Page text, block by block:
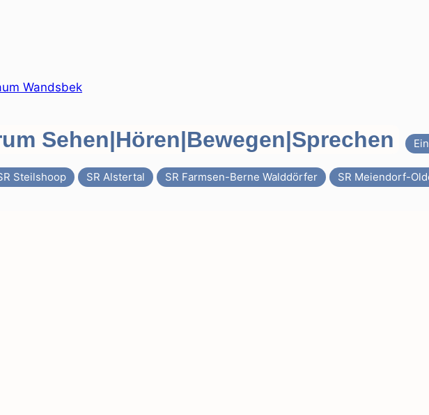
Sehen|Hören|Bewegen|Sprechen
Steilshoop SR Alstertal SR Farmsen-Berne Walddörfer SR Meiendorf-